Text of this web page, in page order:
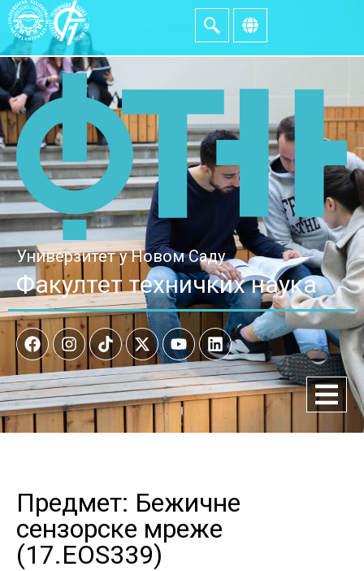
Универзитет у Новом Саду
Факултет техничких наука
Предмет: Бежичне
сензорске мреже
(17.EOS339)